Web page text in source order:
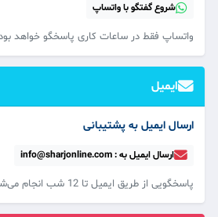
شروع گفتگو با واتساپ
واتساپ فقط در ساعات کاری پاسخگو خواهد
ایمیل
ارسال ایمیل به پشتیبانی
ارسال ایمیل به : info@sharjonline.com
پاسخگویی از طریق ایمیل تا 12 شب انجام می‌شود.